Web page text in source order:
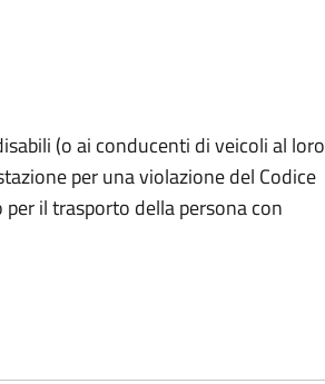
(o ai conducenti di veicoli al loro
per una violazione del Codice
il trasporto della persona con